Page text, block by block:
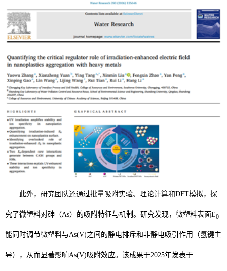
此外，研究团队还通过批量吸附实验、理论计算和DFT模拟，探
究了微塑料对砷 （As） 的吸附特征与机制。研究发现，微塑料表面E0
能同时调节微塑料与As(V)之间的静电排斥和非静电吸引作用（氢键主
导），从而显著影响As(V)吸附效应。该成果于2025年发表于